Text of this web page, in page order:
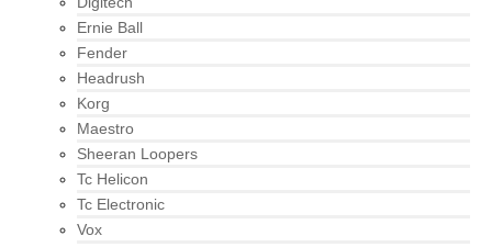
Ernie Ball
Fender
Headrush
Korg
Maestro
Sheeran Loopers
Tc Helicon
Tc Electronic
Vox